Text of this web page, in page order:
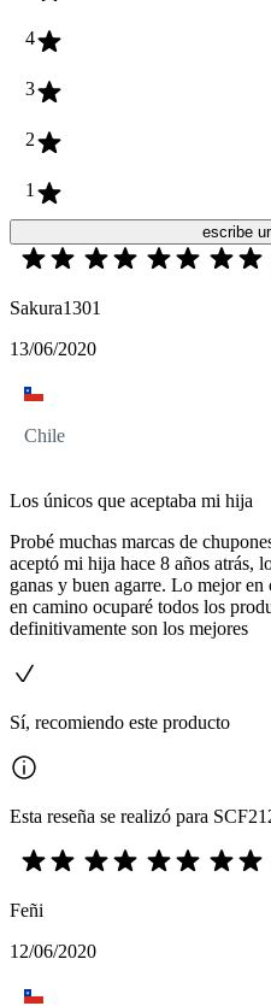
4
3
2
1
escribe
Sakura1301
13/06/2020
Chile
Los únicos que aceptaba mi hija
Probé muchas marcas de
aceptó mi hija hace 8 años atrás,
ganas y buen agarre. Lo mejor
en camino ocuparé todos los
definitivamente son los mejores
Sí, recomiendo este producto
Esta reseña se realizó para
Feñi
12/06/2020